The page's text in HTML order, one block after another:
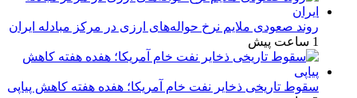
روند صعودی ملایم نرخ حواله‌های ارزی در مرکز مبادله ایران
1 ساعت پیش
سقوط تاریخی ذخایر نفت خام آمریکا؛ هفده هفته کاهش پیاپی